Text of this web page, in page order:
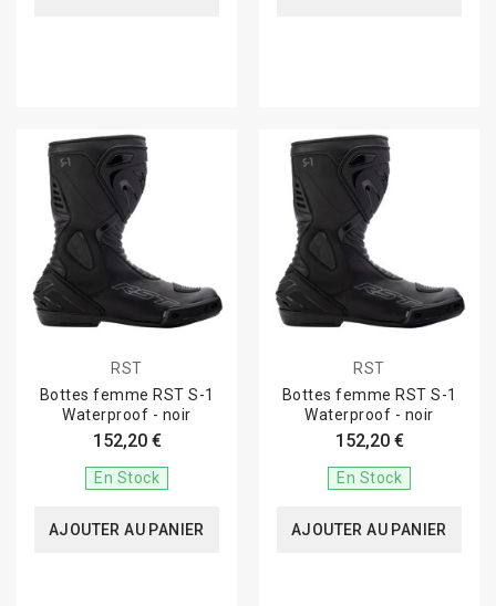
RST
Bottes femme RST S-1
Waterproof - noir
152,20 €
En Stock
AJOUTER AU PANIER
RST
Bottes femme RST S-1
Waterproof - noir
152,20 €
En Stock
AJOUTER AU PANIER